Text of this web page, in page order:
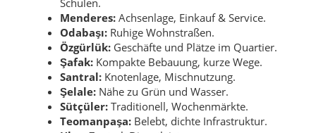
Menderes: Achsenlage, Einkauf & Service.
Odabaşı: Ruhige Wohnstraßen.
Özgürlük: Geschäfte und Plätze im Quartier.
Şafak: Kompakte Bebauung, kurze Wege.
Santral: Knotenlage, Mischnutzung.
Şelale: Nähe zu Grün und Wasser.
Sütçüler: Traditionell, Wochenmärkte.
Teomanpaşa: Belebt, dichte Infrastruktur.